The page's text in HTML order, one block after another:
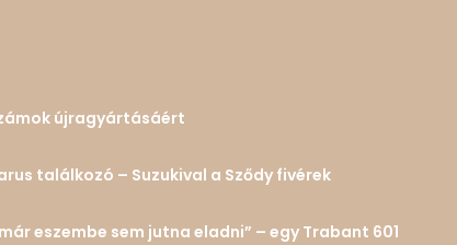
újragyártásáért
találkozó – Suzukival a Sződy fivérek
eszembe sem jutna eladni” – egy Trabant 601